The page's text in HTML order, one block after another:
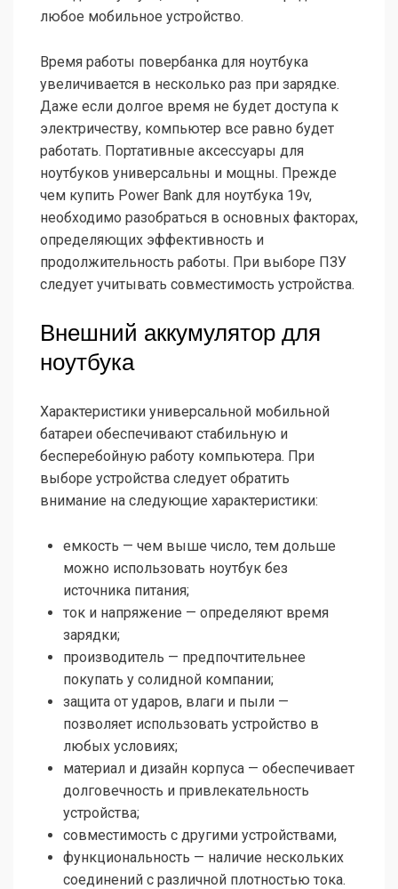
любое мобильное устройство.
Время работы повербанка для ноутбука
увеличивается в несколько раз при зарядке.
Даже если долгое время не будет доступа к
электричеству, компьютер все равно будет
работать. Портативные аксессуары для
ноутбуков универсальны и мощны. Прежде
чем купить Power Bank для ноутбука 19v,
необходимо разобраться в основных факторах,
определяющих эффективность и
продолжительность работы. При выборе ПЗУ
следует учитывать совместимость устройства.
Внешний аккумулятор для
ноутбука
Характеристики универсальной мобильной
батареи обеспечивают стабильную и
бесперебойную работу компьютера. При
выборе устройства следует обратить
внимание на следующие характеристики:
емкость — чем выше число, тем дольше
можно использовать ноутбук без
источника питания;
ток и напряжение — определяют время
зарядки;
производитель — предпочтительнее
покупать у солидной компании;
защита от ударов, влаги и пыли —
позволяет использовать устройство в
любых условиях;
материал и дизайн корпуса — обеспечивает
долговечность и привлекательность
устройства;
совместимость с другими устройствами,
функциональность — наличие нескольких
соединений с различной плотностью тока.